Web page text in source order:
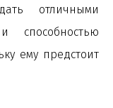
отличными
способностью
ему предстоит